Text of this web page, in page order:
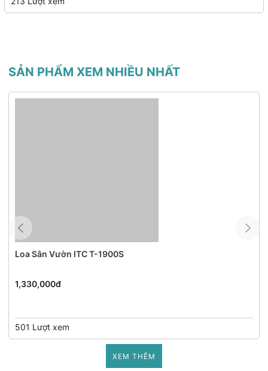
dài.
lớn.
SẢN PHẨM XEM NHIỀU NHẤT
Loa Sân Vườn ITC T-1900S
1,330,000đ
501 Lượt xem
XEM THÊM